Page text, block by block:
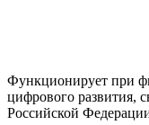
Функционирует при
цифрового развития,
Российской